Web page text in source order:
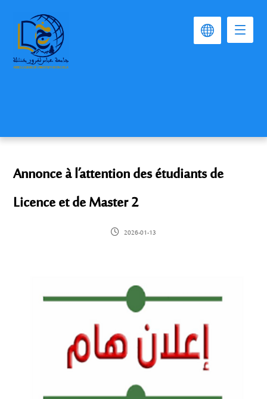
Annonce à l’attention des étudiants de
Licence et de Master 2
2026-01-13